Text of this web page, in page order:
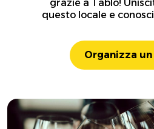
grazie a Tablo!
questo locale e
Organizza